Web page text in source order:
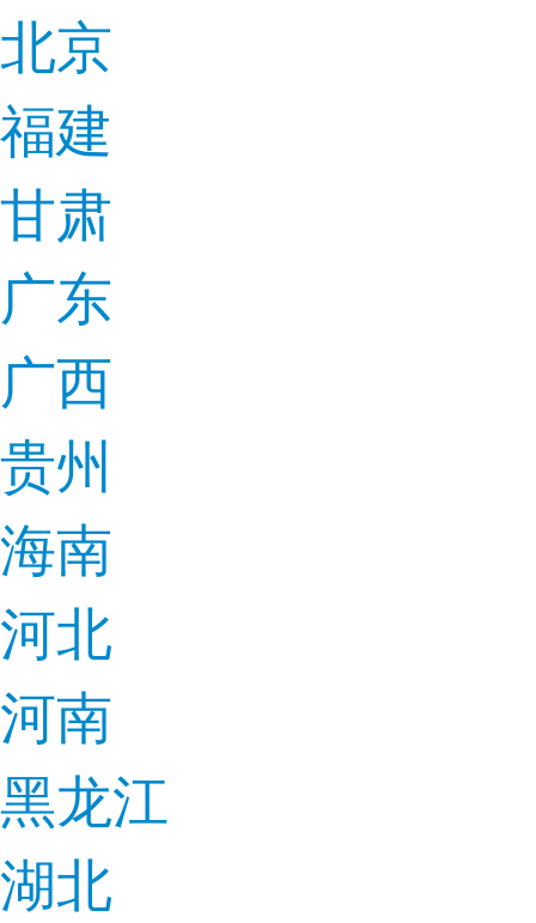
北京
福建
甘肃
广东
广西
贵州
海南
河北
河南
黑龙江
湖北